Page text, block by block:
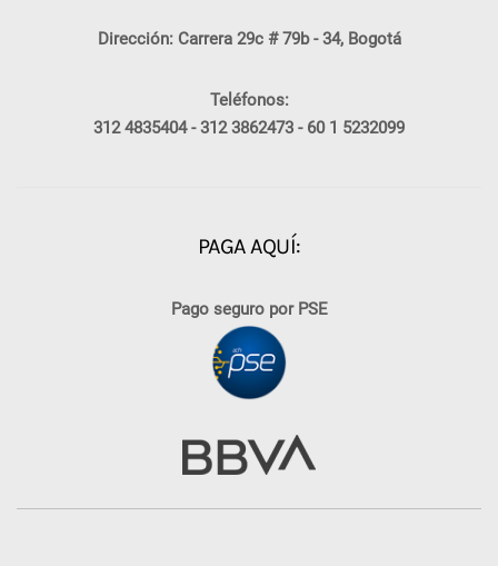
Dirección: Carrera 29c # 79b - 34, Bogotá
Teléfonos:
312 4835404 -312 3862473 - 60 1 5232099
PAGA AQUÍ:
Pago seguro por PSE